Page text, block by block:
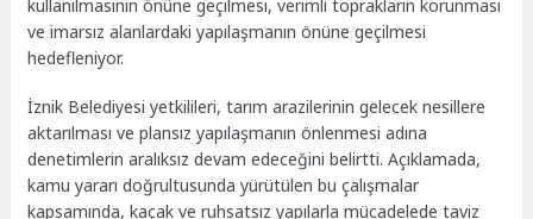
kullanılmasının önüne geçilmesi, verimli toprakların korunması
ve imarsız alanlardaki yapılaşmanın önüne geçilmesi
hedefleniyor.
İznik Belediyesi yetkilileri, tarım arazilerinin gelecek nesillere
aktarılması ve plansız yapılaşmanın önlenmesi adına
denetimlerin aralıksız devam edeceğini belirtti. Açıklamada,
kamu yararı doğrultusunda yürütülen bu çalışmalar
kapsamında, kaçak ve ruhsatsız yapılarla mücadelede taviz